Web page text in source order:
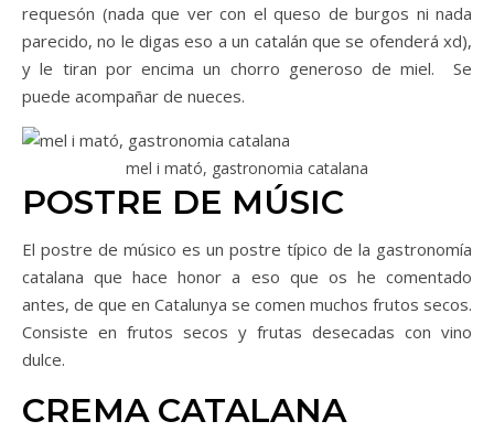
requesón (nada que ver con el queso de burgos ni nada
parecido, no le digas eso a un catalán que se ofenderá xd),
y le tiran por encima un chorro generoso de miel. Se
puede acompañar de nueces.
mel i mató, gastronomia catalana
POSTRE DE MÚSIC
El postre de músico es un postre típico de la gastronomía
catalana que hace honor a eso que os he comentado
antes, de que en Catalunya se comen muchos frutos secos.
Consiste en frutos secos y frutas desecadas con vino
dulce.
CREMA CATALANA